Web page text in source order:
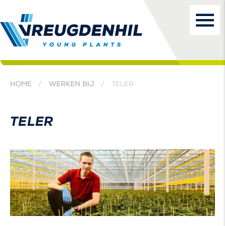
HOME WERKEN BIJ TELER
TELER